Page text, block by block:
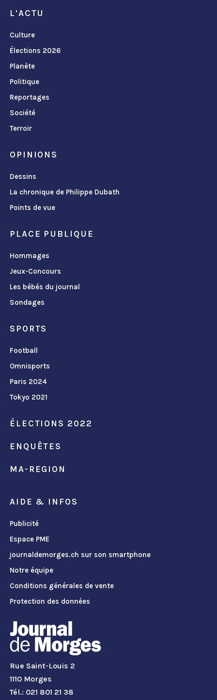
L'ACTU
Culture
Élections 2026
Planète
Politique
Reportages
Société
Terroir
OPINIONS
Dessins
La chronique de Philippe Dubath
Points de vue
PLACE PUBLIQUE
Hommages
Jeux-Concours
Les bébés du journal
Sondages
SPORTS
Football
Omnisports
Paris 2024
Tokyo 2021
ÉLECTIONS 2022
ENQUÊTES
MA-REGION
AIDE & INFOS
Publicité
Espace PME
journaldemorges.ch sur son smartphone
Notre équipe
Conditions générales de vente
Protection des données
Rue Saint-Louis 2
1110 Morges
Tél.: 021 801 21 38